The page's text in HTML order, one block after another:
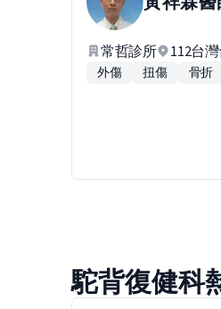
常哲診所 112台
外傷 扭傷 骨折
駝背復健科